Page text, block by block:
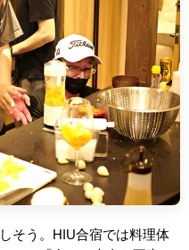
そう。HIU合宿では料理体